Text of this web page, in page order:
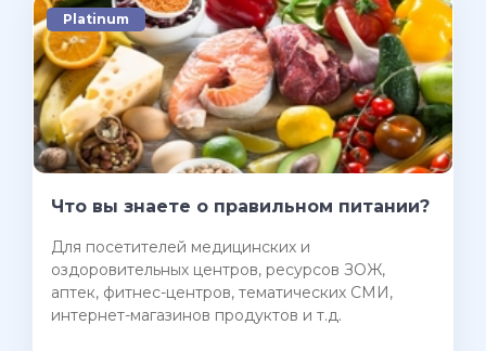
Platinum
Что вы знаете о правильном питании?
Для посетителей медицинских и
оздоровительных центров, ресурсов ЗОЖ,
аптек, фитнес-центров, тематических СМИ,
интернет-магазинов продуктов и т.д.